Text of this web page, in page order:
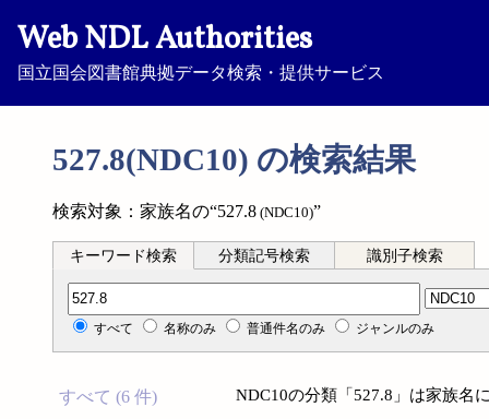
Web NDL Authorities
国立国会図書館典拠データ検索・提供サービス
527.8(NDC10) の検索結果
検索対象：家族名の“527.8 (NDC10)”
キーワード検索 分類記号検索 識別子検索
分類記号検索
すべて 名称のみ 普通件名のみ ジャンルのみ
すべて (6 件)
NDC10の分類「527.8」は家族名